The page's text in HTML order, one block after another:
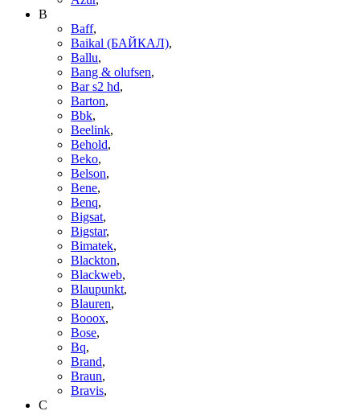
B
Baff,
Baikal (БАЙКАЛ),
Ballu,
Bang & olufsen,
Bar s2 hd,
Barton,
Bbk,
Beelink,
Behold,
Beko,
Belson,
Bene,
Benq,
Bigsat,
Bigstar,
Bimatek,
Blackton,
Blackweb,
Blaupunkt,
Blauren,
Booox,
Bose,
Bq,
Brand,
Braun,
Bravis,
C